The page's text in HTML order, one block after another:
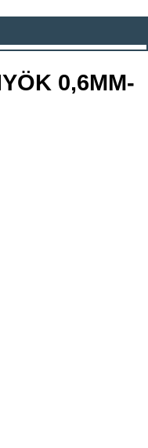
KIEGÉSZÍTŐ (8)
(21)
0,6MM-